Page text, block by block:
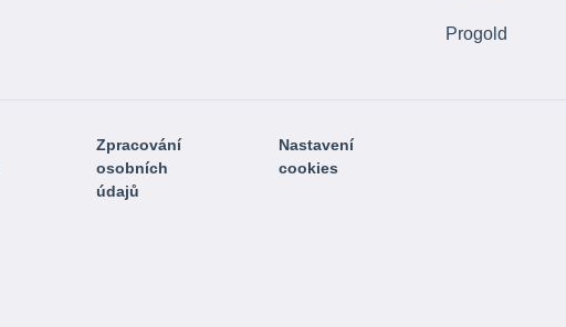
Progold
Zpracování
osobních
údajů
Nastavení
cookies